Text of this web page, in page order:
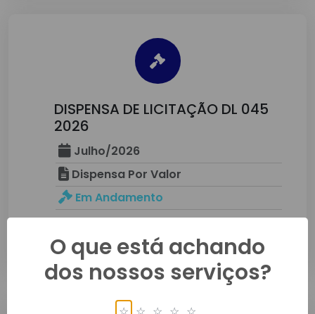
DISPENSA DE LICITAÇÃO DL 045
2026
Julho/2026
Dispensa Por Valor
Em Andamento
Detalhes
O que está achando
dos nossos serviços?